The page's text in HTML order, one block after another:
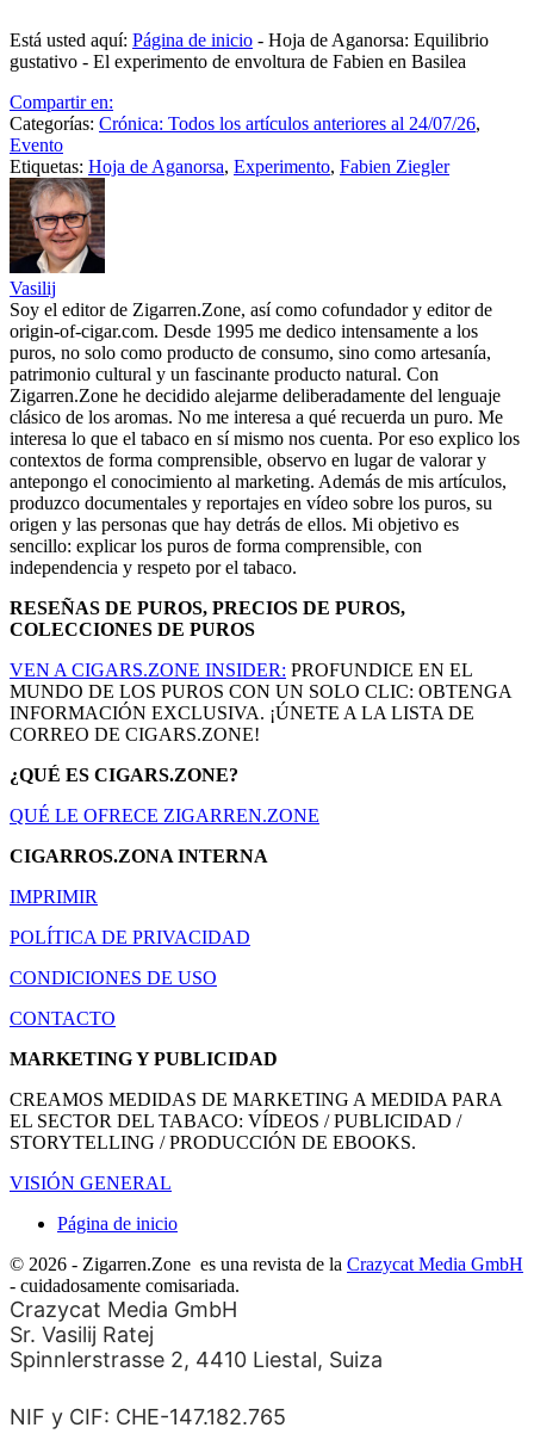
Está usted aquí: Página de inicio - Hoja de Aganorsa: Equilibrio
gustativo - El experimento de envoltura de Fabien en Basilea
Compartir en:
Categorías: Crónica: Todos los artículos anteriores al 24/07/26,
Evento
Etiquetas: Hoja de Aganorsa, Experimento, Fabien Ziegler
Vasilij
Soy el editor de Zigarren.Zone, así como cofundador y editor de
origin-of-cigar.com. Desde 1995 me dedico intensamente a los
puros, no solo como producto de consumo, sino como artesanía,
patrimonio cultural y un fascinante producto natural. Con
Zigarren.Zone he decidido alejarme deliberadamente del lenguaje
clásico de los aromas. No me interesa a qué recuerda un puro. Me
interesa lo que el tabaco en sí mismo nos cuenta. Por eso explico los
contextos de forma comprensible, observo en lugar de valorar y
antepongo el conocimiento al marketing. Además de mis artículos,
produzco documentales y reportajes en vídeo sobre los puros, su
origen y las personas que hay detrás de ellos. Mi objetivo es
sencillo: explicar los puros de forma comprensible, con
independencia y respeto por el tabaco.
RESEÑAS DE PUROS, PRECIOS DE PUROS,
COLECCIONES DE PUROS
VEN A CIGARS.ZONE INSIDER: PROFUNDICE EN EL
MUNDO DE LOS PUROS CON UN SOLO CLIC: OBTENGA
INFORMACIÓN EXCLUSIVA. ¡ÚNETE A LA LISTA DE
CORREO DE CIGARS.ZONE!
¿QUÉ ES CIGARS.ZONE?
QUÉ LE OFRECE ZIGARREN.ZONE
CIGARROS.ZONA INTERNA
IMPRIMIR
POLÍTICA DE PRIVACIDAD
CONDICIONES DE USO
CONTACTO
MARKETING Y PUBLICIDAD
CREAMOS MEDIDAS DE MARKETING A MEDIDA PARA
EL SECTOR DEL TABACO: VÍDEOS / PUBLICIDAD /
STORYTELLING / PRODUCCIÓN DE EBOOKS.
VISIÓN GENERAL
Página de inicio
© 2026 - Zigarren.Zone es una revista de la Crazycat Media GmbH
- cuidadosamente comisariada.
Crazycat Media GmbH
Sr. Vasilij Ratej
Spinnlerstrasse 2, 4410 Liestal, Suiza
NIF y CIF: CHE-147.182.765